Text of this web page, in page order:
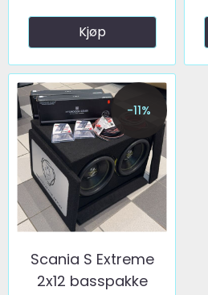
Kjøp
-11%
Scania S Extreme
2x12 basspakke